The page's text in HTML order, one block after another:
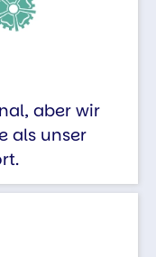
aber wir
als unser